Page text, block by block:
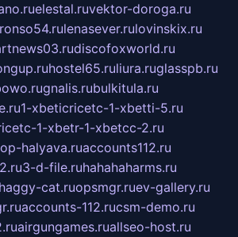
elestal.ruvektor-doroga.ru
lenasever.rulovinskix.ru
discofoxworld.ru
hostel65.ruliura.ruglasspb.ru
gnalis.rubulkitula.ru
1-xbeticricetc-1-xbetti-5.ru
1-xbetr-1-xbetcc-2.ru
halyava.ruaccounts112.ru
3-d-file.ruhahahaharms.ru
cat.ruopsmgr.ruev-gallery.ru
accounts-112.rucsm-demo.ru
airgungames.ruallseo-host.ru